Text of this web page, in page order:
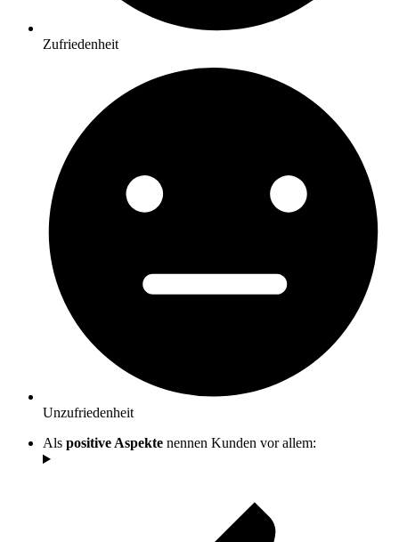
Zufriedenheit
Unzufriedenheit
Als positive Aspekte nennen Kunden vor allem: